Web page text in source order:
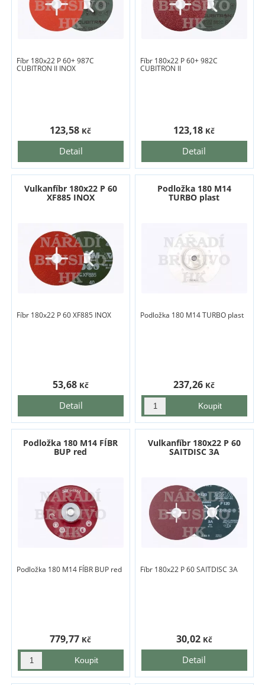
Fíbr 180x22 P 60+ 987C
CUBITRON II INOX
Detail
123,58 Kč
Fíbr 180x22 P 60+ 982C
CUBITRON II
Detail
123,18 Kč
Vulkanfíbr 180x22 P 60
XF885 INOX
Fíbr 180x22 P 60 XF885 INOX
Detail
53,68 Kč
Podložka 180 M14
TURBO plast
Podložka 180 M14 TURBO plast
237,26 Kč
Podložka 180 M14 FÍBR
BUP red
Podložka 180 M14 FÍBR BUP red
779,77 Kč
Vulkanfíbr 180x22 P 60
SAITDISC 3A
Fíbr 180x22 P 60 SAITDISC 3A
Detail
30,02 Kč